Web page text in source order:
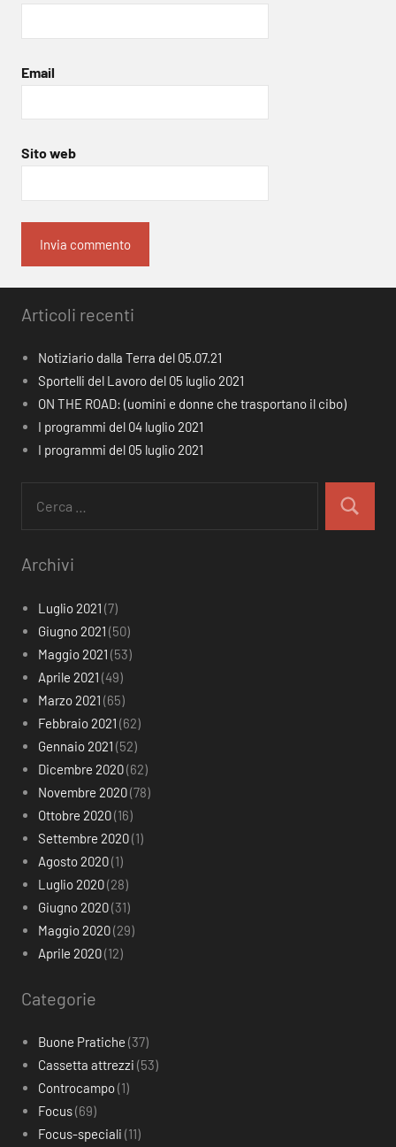
Email
Sito web
Articoli recenti
Notiziario dalla Terra del 05.07.21
Sportelli del Lavoro del 05 luglio 2021
ON THE ROAD: (uomini e donne che trasportano il cibo)
I programmi del 04 luglio 2021
I programmi del 05 luglio 2021
per:
Cerca
Archivi
Luglio 2021 (7)
Giugno 2021 (50)
Maggio 2021 (53)
Aprile 2021 (49)
Marzo 2021 (65)
Febbraio 2021 (62)
Gennaio 2021 (52)
Dicembre 2020(62)
Novembre 2020(78)
Ottobre 2020(16)
Settembre 2020(1)
Agosto 2020(1)
Luglio 2020(28)
Giugno 2020(31)
Maggio 2020(29)
Aprile 2020(12)
Categorie
Buone Pratiche (37)
Cassetta attrezzi (53)
Controcampo(1)
Focus(69)
Focus-speciali (11)